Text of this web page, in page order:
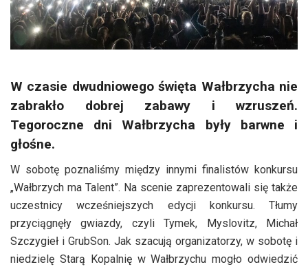
W czasie dwudniowego święta Wałbrzycha nie
zabrakło dobrej zabawy i wzruszeń.
Tegoroczne dni Wałbrzycha były barwne i
głośne.
W sobotę poznaliśmy między innymi finalistów konkursu
„Wałbrzych ma Talent”. Na scenie zaprezentowali się także
uczestnicy wcześniejszych edycji konkursu. Tłumy
przyciągnęły gwiazdy, czyli Tymek, Myslovitz, Michał
Szczygieł i GrubSon. Jak szacują organizatorzy, w sobotę i
niedzielę Starą Kopalnię w Wałbrzychu mogło odwiedzić